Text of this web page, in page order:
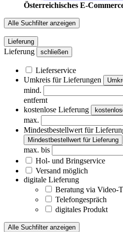
Österreichisches E-
Alle Suchfilter anzeigen
Lieferung
Lieferung schließen
Lieferservice
Umkreis für Lieferungen
mind.
entfernt
kostenlose Lieferung
max.
Mindestbestellwert für
Mindestbestellwert für Lieferung
max. bis
Hol- und Bringservice
Versand möglich
digitale Lieferung
Beratung via Video-
Telefongespräch
digitales Produkt
Alle Suchfilter anzeigen